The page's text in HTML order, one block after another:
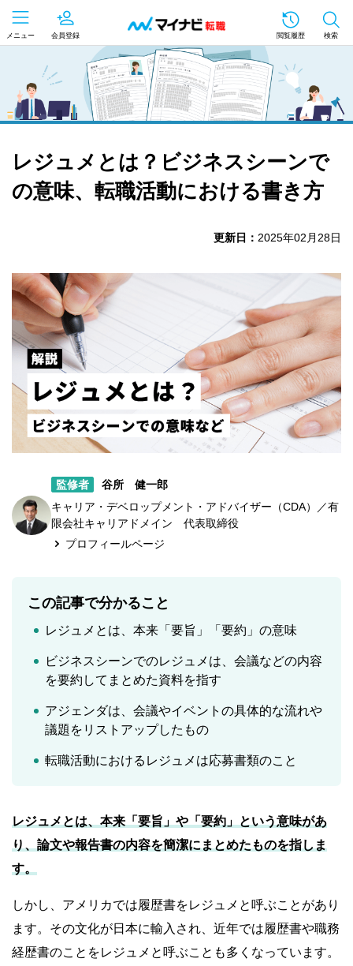
メニュー 会員登録 閲覧履歴 検索
レジュメとは？ビジネスシーンで
の意味、転職活動における書き方
更新日： 2025年02月28日
監修者
谷所 健一郎
キャリア・デベロップメント・アドバイザー（CDA）／有
限会社キャリアドメイン 代表取締役
プロフィールページ
この記事で分かること
レジュメとは、本来「要旨」「要約」の意味
ビジネスシーンでのレジュメは、会議などの内容
を要約してまとめた資料を指す
アジェンダは、会議やイベントの具体的な流れや
議題をリストアップしたもの
転職活動におけるレジュメは応募書類のこと
レジュメとは、本来「要旨」や「要約」という意味があ
り、論文や報告書の内容を簡潔にまとめたものを指しま
す。
しかし、アメリカでは履歴書をレジュメと呼ぶことがあり
ます。その文化が日本に輸入され、近年では履歴書や職務
経歴書のことをレジュメと呼ぶことも多くなっています。